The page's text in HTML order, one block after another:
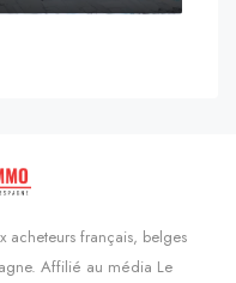
acheteurs français, belges
Affilié au média Le